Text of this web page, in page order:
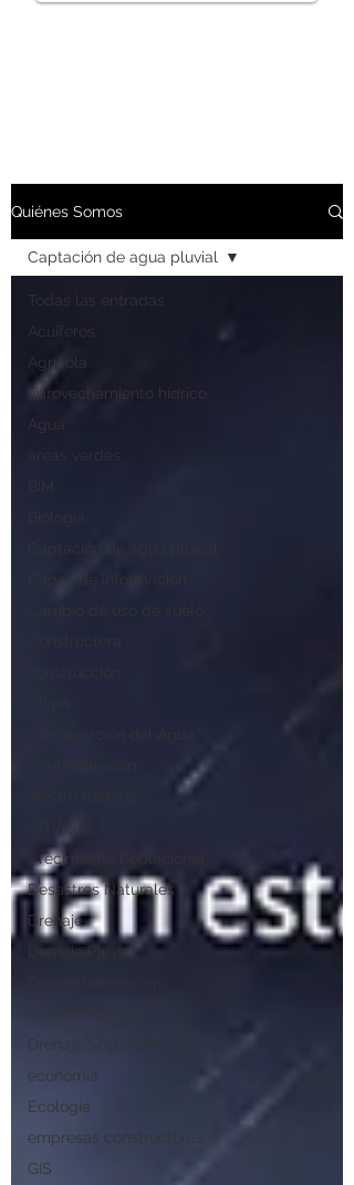
Quiénes Somos
Todas las entradas
Acuíferos
Agrícola
aprovechamiento hídrico
áreas verdes
COVID19
Crecimiento Poblacional
Desastres Naturales
Drenaje
Drenaje Pluvial
Drenaje Sostenible
economía
Ecología
empresas constructoras
GIS
Captación de agua pluvial